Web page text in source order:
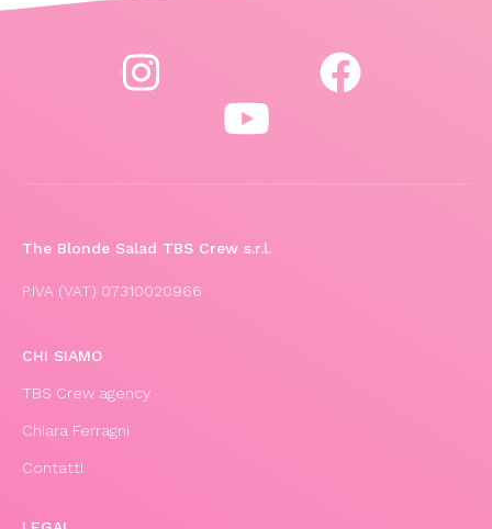
The Blonde Salad TBS Crew s.r.l.
P.IVA (VAT) 07310020966
CHI SIAMO
TBS Crew agency
Chiara Ferragni
Contatti